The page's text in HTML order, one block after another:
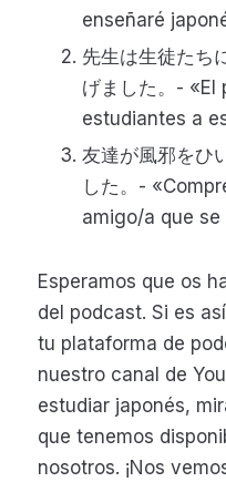
enseñaré
先生は生徒たち
げました。-
estudiantes a
友達が風邪をひ
した。-
amigo/a que se
Esperamos que os
del podcast. Si es
tu plataforma de
nuestro canal de
estudiar japonés,
que tenemos
nosotros. ¡Nos